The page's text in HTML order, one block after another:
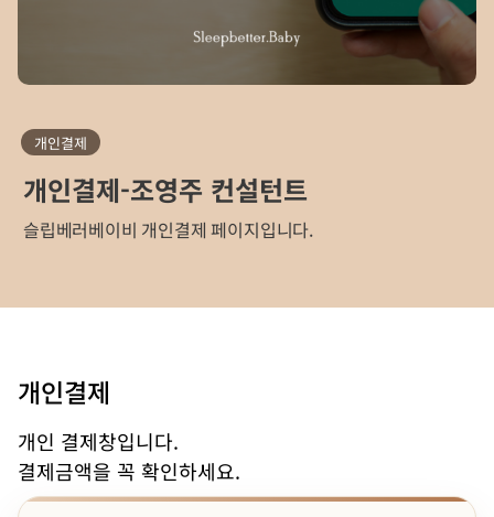
개인결제
개인결제-조영주 컨설턴트
슬립베러베이비 개인결제 페이지입니다.
개인결제
개인 결제창입니다.
결제금액을 꼭 확인하세요.